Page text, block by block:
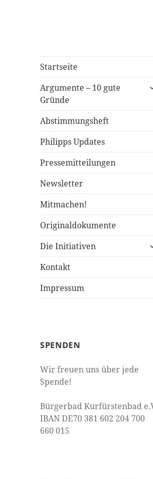
Startseite
Argumente – 10 gute
Gründe
Abstimmungsheft
Philipps Updates
Pressemitteilungen
Newsletter
Mitmachen!
Originaldokumente
Die Initiativen
Kontakt
Impressum
SPENDEN
Wir freuen uns über jede
Spende!
Bürgerbad Kurfürstenbad
IBAN DE70 381 602 204 700
660 015